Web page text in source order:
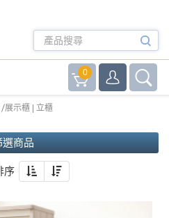
0
展示櫃 | 立櫃
選商品
序